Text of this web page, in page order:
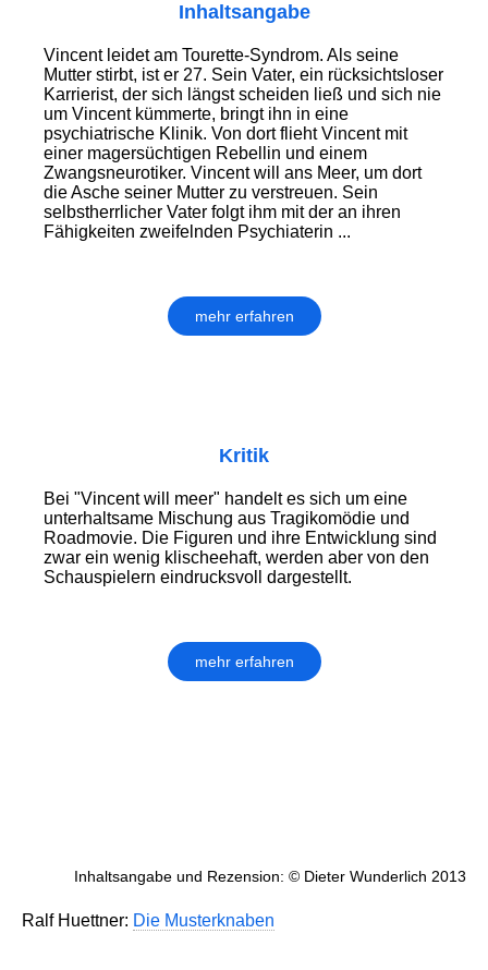
Inhaltsangabe
Vincent leidet am Tourette-Syndrom. Als seine
Mutter stirbt, ist er 27. Sein Vater, ein rücksichtsloser
Karrierist, der sich längst scheiden ließ und sich nie
um Vincent kümmerte, bringt ihn in eine
psychiatrische Klinik. Von dort flieht Vincent mit
einer magersüchtigen Rebellin und einem
Zwangsneurotiker. Vincent will ans Meer, um dort
die Asche seiner Mutter zu verstreuen. Sein
selbstherrlicher Vater folgt ihm mit der an ihren
Fähigkeiten zweifelnden Psychiaterin ...
mehr erfahren
Kritik
Bei "Vincent will meer" handelt es sich um eine
unterhaltsame Mischung aus Tragikomödie und
Roadmovie. Die Figuren und ihre Entwicklung sind
zwar ein wenig klischeehaft, werden aber von den
Schauspielern eindrucksvoll dargestellt.
mehr erfahren
Inhaltsangabe und Rezension: © Dieter Wunderlich 2013
Ralf Huettner: Die Musterknaben